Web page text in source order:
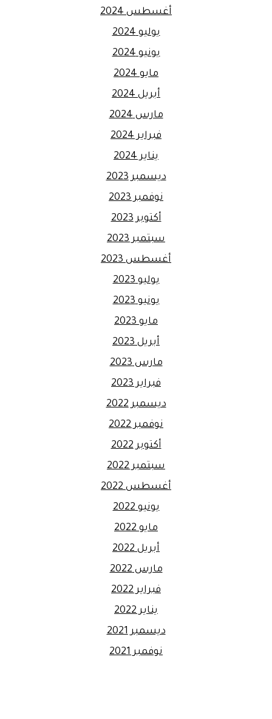
أغسطس 2024
يوليو 2024
يونيو 2024
مايو 2024
أبريل 2024
مارس 2024
فبراير 2024
يناير 2024
ديسمبر 2023
نوفمبر 2023
أكتوبر 2023
سبتمبر 2023
أغسطس 2023
يوليو 2023
يونيو 2023
مايو 2023
أبريل 2023
مارس 2023
فبراير 2023
ديسمبر 2022
نوفمبر 2022
أكتوبر 2022
سبتمبر 2022
أغسطس 2022
يونيو 2022
مايو 2022
أبريل 2022
مارس 2022
فبراير 2022
يناير 2022
ديسمبر 2021
نوفمبر 2021